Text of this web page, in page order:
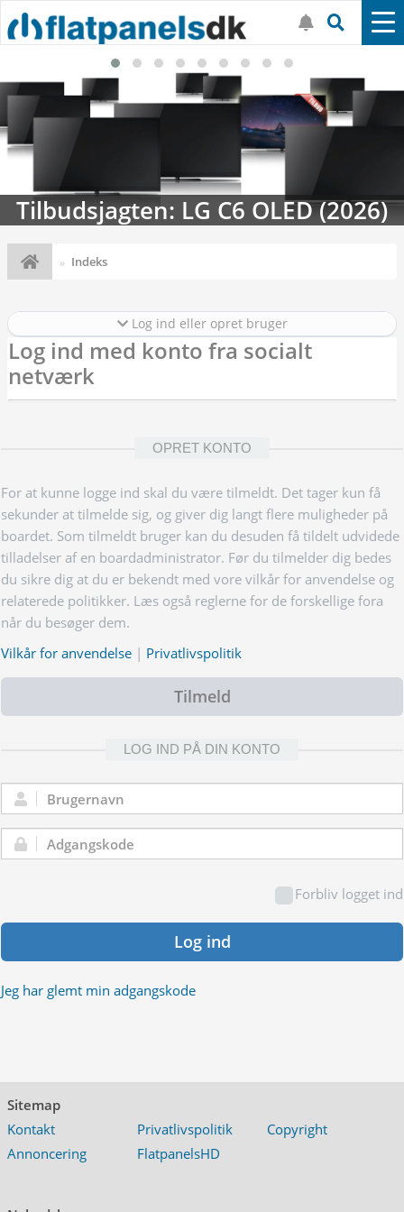
Tilbudsjagten: LG C6 OLED (2026)
Indeks
Log ind eller opret bruger
Log ind med konto fra socialt
netværk
OPRET KONTO
For at kunne logge ind skal du være tilmeldt. Det tager kun få
sekunder at tilmelde sig, og giver dig langt flere muligheder på
boardet. Som tilmeldt bruger kan du desuden få tildelt udvidede
tilladelser af en boardadministrator. Før du tilmelder dig bedes
du sikre dig at du er bekendt med vore vilkår for anvendelse og
relaterede politikker. Læs også reglerne for de forskellige fora
når du besøger dem.
Vilkår for anvendelse | Privatlivspolitik
Tilmeld
LOG IND PÅ DIN KONTO
Brugernavn:
Adgangskode:
Forbliv logget ind
Log ind
Jeg har glemt min adgangskode
Sitemap
Kontakt
Privatlivspolitik
Copyright
Annoncering
FlatpanelsHD